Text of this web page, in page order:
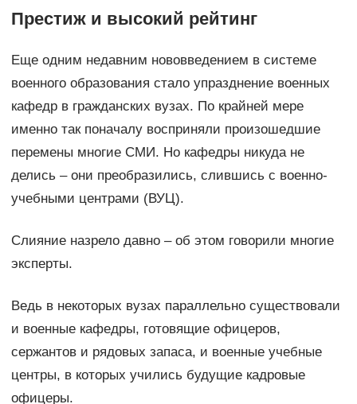
Престиж и высокий рейтинг
Еще одним недавним нововведением в системе
военного образования стало упразднение военных
кафедр в гражданских вузах. По крайней мере
именно так поначалу восприняли произошедшие
перемены многие СМИ. Но кафедры никуда не
делись – они преобразились, слившись с военно-
учебными центрами (ВУЦ).
Слияние назрело давно – об этом говорили многие
эксперты.
Ведь в некоторых вузах параллельно существовали
и военные кафедры, готовящие офицеров,
сержантов и рядовых запаса, и военные учебные
центры, в которых учились будущие кадровые
офицеры.